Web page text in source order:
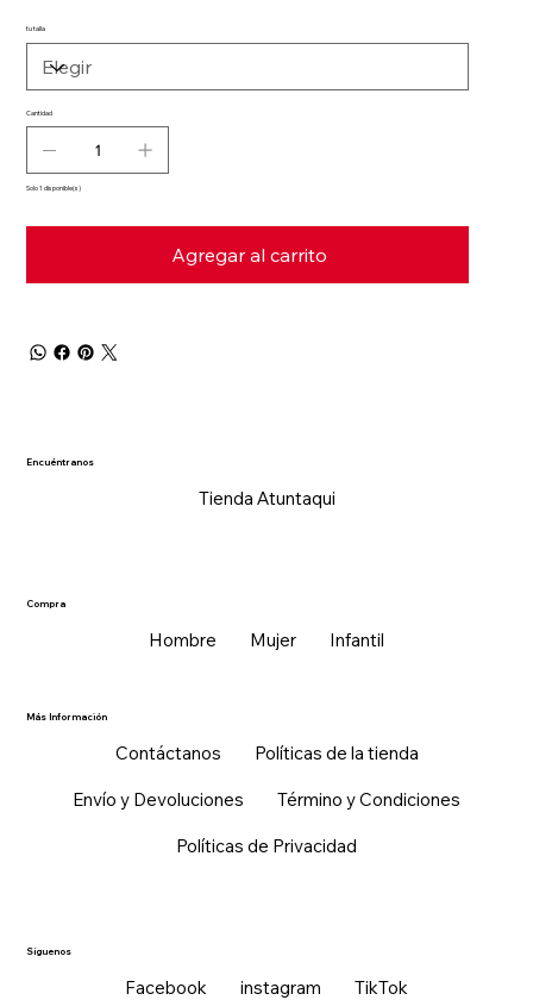
tu talla
Cantidad
Solo 1 disponible(s)
Agregar al carrito
Encuéntranos
Tienda Atuntaqui
Compra
Hombre Mujer Infantil
Más Información
Contáctanos Políticas de la tienda
Envío y Devoluciones Término y Condiciones
Políticas de Privacidad
Síguenos
Facebook instagram TikTok